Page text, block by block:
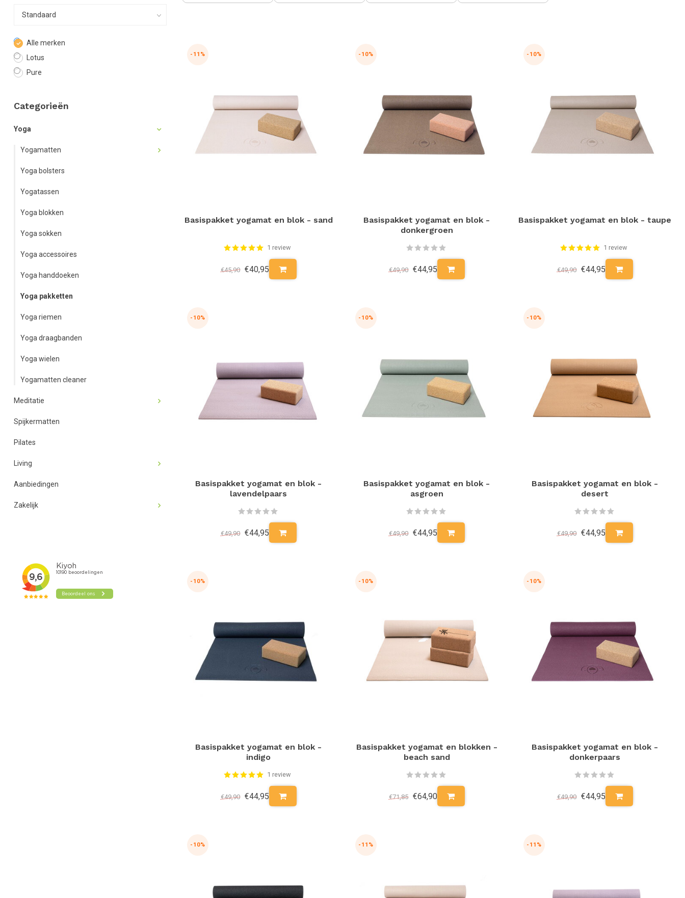
naar
aanraaktoetsen
werkt,
kunt
u
touch-
en
Alle merken
Lotus
Pure
Categorieën
Yoga
Yogamatten
Yoga bolsters
Yogatassen
Yoga blokken
Yoga sokken
Yoga accessoires
Yoga handdoeken
Yoga pakketten
Yoga riemen
Yoga draagbanden
Yoga wielen
Yogamatten cleaner
Meditatie
Spijkermatten
Pilates
Living
Aanbiedingen
Zakelijk
-11%
Basispakket yogamat en blok - sand
1 review
€45,90 €40,95
-10%
Basispakket yogamat en blok -
donkergroen
€49,90 €44,95
-10%
Basispakket yogamat en blok - taupe
1 review
€49,90 €44,95
-10%
Basispakket yogamat en blok -
lavendelpaars
€49,90 €44,95
-10%
Basispakket yogamat en blok -
asgroen
€49,90 €44,95
-10%
Basispakket yogamat en blok -
desert
€49,90 €44,95
-10%
Basispakket yogamat en blok -
indigo
1 review
€49,90 €44,95
-10%
Basispakket yogamat en blokken -
beach sand
€71,85 €64,90
-10%
Basispakket yogamat en blok -
donkerpaars
€49,90 €44,95
-10% -11% -11%